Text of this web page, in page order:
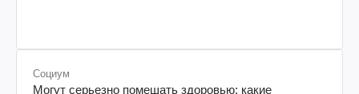
Социум
Могут серьезно помешать здоровью: какие